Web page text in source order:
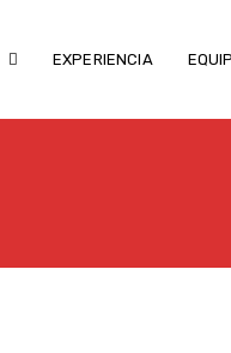
EXPERIENCIA